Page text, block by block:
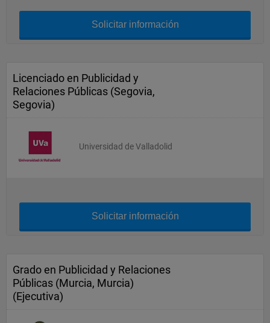
Solicitar información
Licenciado en Publicidad y
Relaciones Públicas (Segovia,
Segovia)
Universidad de Valladolid
Solicitar información
Grado en Publicidad y Relaciones
Públicas (Murcia, Murcia)
(Ejecutiva)